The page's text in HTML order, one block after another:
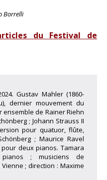
Borrelli
du Festival de
Gustav Mahler (1860-
dernier mouvement du
de Rainer Riehn
; Johann Strauss II
pour quatuor, flûte,
; Maurice Ravel
pour deux pianos. Tamara
pianos ; musiciens de
; direction : Maxime